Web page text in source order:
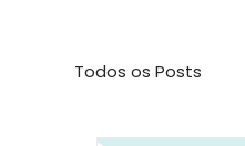
Todos os Posts